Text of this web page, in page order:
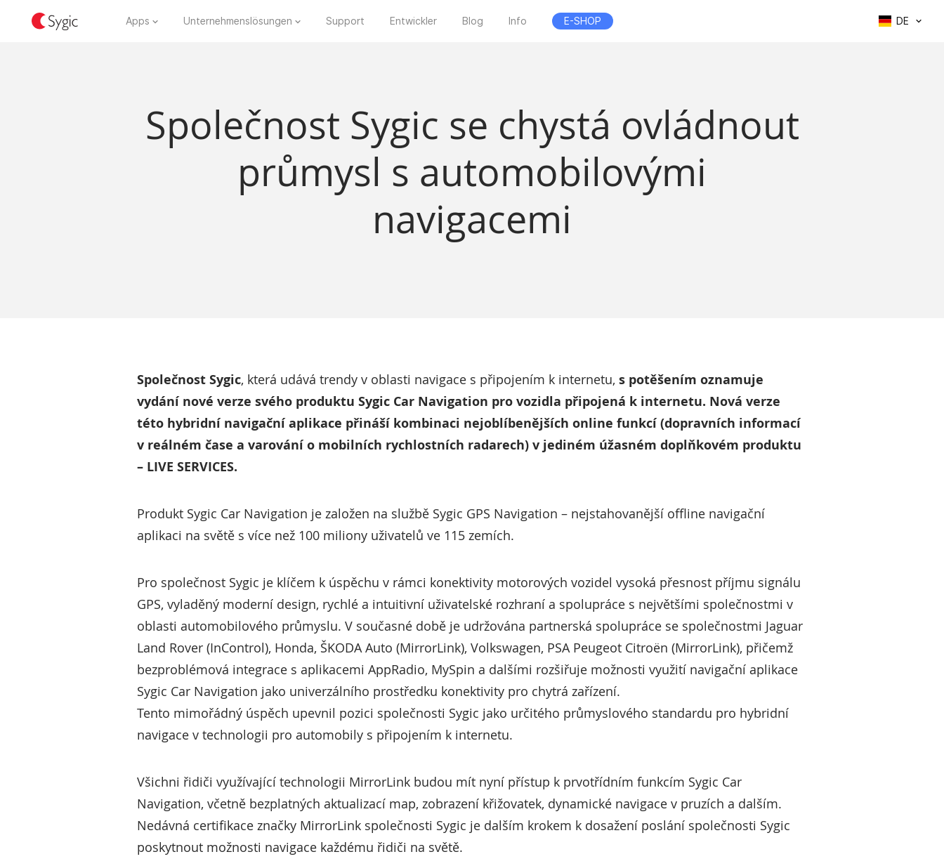
Apps Unternehmenslösungen Support Entwickler Blog Info E-SHOP DE
Společnost Sygic se chystá ovládnout
průmysl s automobilovými
navigacemi
Společnost Sygic, která udává trendy v oblasti navigace s připojením k internetu, s potěšením oznamuje
vydání nové verze svého produktu Sygic Car Navigation pro vozidla připojená k internetu. Nová verze
této hybridní navigační aplikace přináší kombinaci nejoblíbenějších online funkcí (dopravních informací
v reálném čase a varování o mobilních rychlostních radarech) v jediném úžasném doplňkovém produktu
– LIVE SERVICES.
Produkt Sygic Car Navigation je založen na službě Sygic GPS Navigation – nejstahovanější offline navigační
aplikaci na světě s více než 100 miliony uživatelů ve 115 zemích.
Pro společnost Sygic je klíčem k úspěchu v rámci konektivity motorových vozidel vysoká přesnost příjmu signálu
GPS, vyladěný moderní design, rychlé a intuitivní uživatelské rozhraní a spolupráce s největšími společnostmi v
oblasti automobilového průmyslu. V současné době je udržována partnerská spolupráce se společnostmi Jaguar
Land Rover (InControl), Honda, ŠKODA Auto (MirrorLink), Volkswagen, PSA Peugeot Citroën (MirrorLink), přičemž
bezproblémová integrace s aplikacemi AppRadio, MySpin a dalšími rozšiřuje možnosti využití navigační aplikace
Sygic Car Navigation jako univerzálního prostředku konektivity pro chytrá zařízení.
Tento mimořádný úspěch upevnil pozici společnosti Sygic jako určitého průmyslového standardu pro hybridní
navigace v technologii pro automobily s připojením k internetu.
Všichni řidiči využívající technologii MirrorLink budou mít nyní přístup k prvotřídním funkcím Sygic Car
Navigation, včetně bezplatných aktualizací map, zobrazení křižovatek, dynamické navigace v pruzích a dalším.
Nedávná certifikace značky MirrorLink společnosti Sygic je dalším krokem k dosažení poslání společnosti Sygic
poskytnout možnosti navigace každému řidiči na světě.